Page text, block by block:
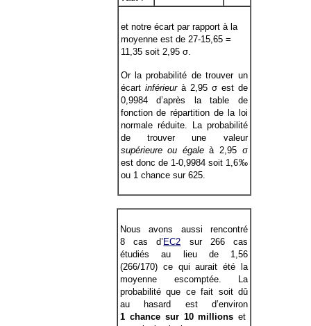
et notre écart par rapport à la
moyenne est de 27-15,65 =
11,35 soit 2,95 σ.
Or la probabilité de trouver un
écart inférieurà 2,95 σ est de
0,9984 d’après la table de
fonction de répartition de la loi
normale réduite. La probabilité
de trouver une valeur
supérieure ou égaleà 2,95 σ
est donc de 1-0,9984 soit 1,6‰
ou 1 chance sur 625.
Nous avons aussi rencontré
8 cas d’EC2 sur 266 cas
étudiés au lieu de 1,56
(266/170) ce qui aurait été la
moyenne escomptée. La
probabilité que ce fait soit dû
au hasard est d’environ
1 chance sur 10 millions et